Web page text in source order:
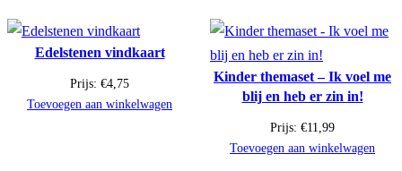
Edelstenen vindkaart
Prijs: €4,75
Toevoegen aan winkelwagen
Kinder themaset – Ik voel me
blij en heb er zin in!
Prijs: €11,99
Toevoegen aan winkelwagen